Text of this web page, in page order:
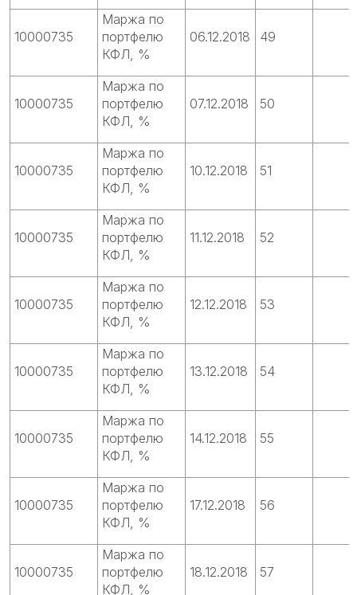
10000735
Маржа по
портфелю
КФЛ, %
06.12.2018 49
10000735
Маржа по
портфелю
КФЛ, %
07.12.2018 50
10000735
Маржа по
портфелю
КФЛ, %
10.12.2018 51
10000735
Маржа по
портфелю
КФЛ, %
11.12.2018 52
10000735
Маржа по
портфелю
КФЛ, %
12.12.2018 53
10000735
Маржа по
портфелю
КФЛ, %
13.12.2018 54
10000735
Маржа по
портфелю
КФЛ, %
14.12.2018 55
10000735
Маржа по
портфелю
КФЛ, %
17.12.2018 56
10000735
Маржа по
портфелю
КФЛ, %
18.12.2018 57